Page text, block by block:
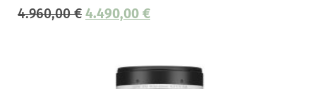
4.960,00€ 4.490,00 €